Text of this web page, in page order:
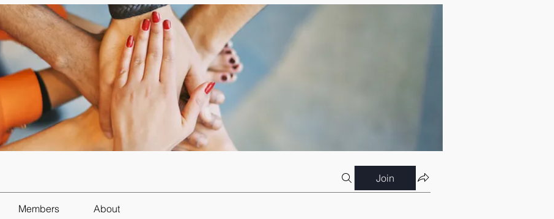
Join
Members About